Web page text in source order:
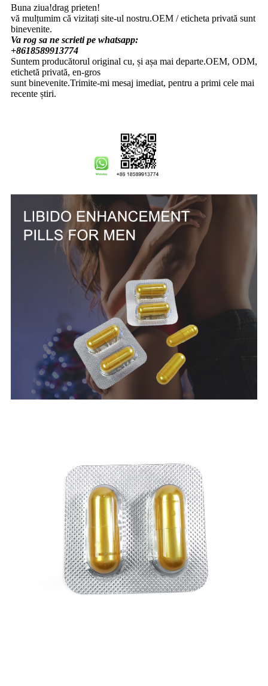
Buna ziua!drag prieten!
vă mulțumim că vizitați site-ul nostru.OEM / eticheta privată sunt
binevenite.
Va rog sa ne scrieti pe whatsapp:
+8618589913774
Suntem producătorul original cu, și așa mai departe.OEM, ODM,
etichetă privată, en-gros
sunt binevenite.Trimite-mi mesaj imediat, pentru a primi cele mai
recente știri.